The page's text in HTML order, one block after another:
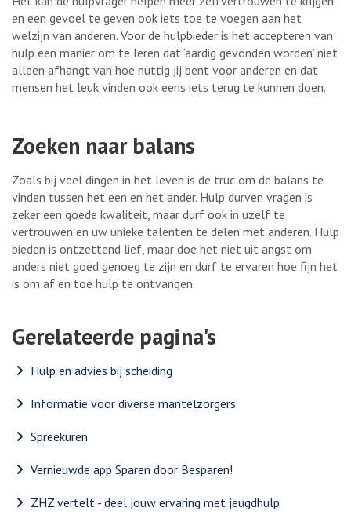
en een gevoel te geven ook iets toe te voegen aan het
welzijn van anderen. Voor de hulpbieder is het accepteren van
hulp een manier om te leren dat ‘aardig gevonden worden’ niet
alleen afhangt van hoe nuttig jij bent voor anderen en dat
mensen het leuk vinden ook eens iets terug te kunnen doen.
Zoeken naar balans
Zoals bij veel dingen in het leven is de truc om de balans te
vinden tussen het een en het ander. Hulp durven vragen is
zeker een goede kwaliteit, maar durf ook in uzelf te
vertrouwen en uw unieke talenten te delen met anderen. Hulp
bieden is ontzettend lief, maar doe het niet uit angst om
anders niet goed genoeg te zijn en durf te ervaren hoe fijn het
is om af en toe hulp te ontvangen.
Gerelateerde pagina's
Hulp en advies bij scheiding
Informatie voor diverse mantelzorgers
Spreekuren
Vernieuwde app Sparen door Besparen!
ZHZ vertelt - deel jouw ervaring met jeugdhulp